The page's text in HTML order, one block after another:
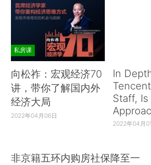
私房课
向松祚：宏观经济70
讲，带你了解国内外
经济大局
2022年04月06日
In
Staff, Is
2022年04月
非京籍五环内购房社保降至一